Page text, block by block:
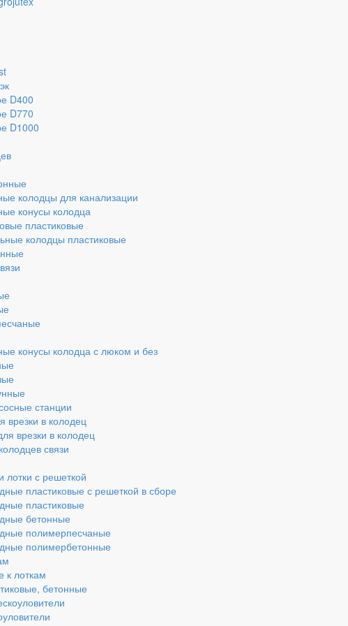
D400
D770
D1000
колодцы для канализации
конусы колодца
пластиковые
колодцы пластиковые
конусы колодца с люком и без
станции
в колодец
врезки в колодец
связи
лотки с решеткой
пластиковые с решеткой в сборе
пластиковые
бетонные
полимерпесчаные
полимербетонные
к лоткам
бетонные